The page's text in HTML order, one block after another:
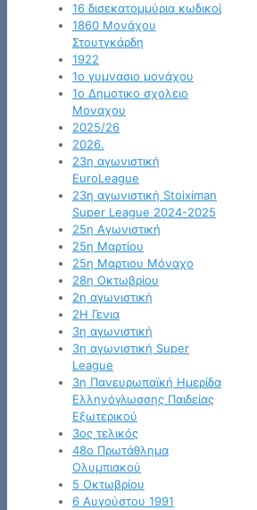
16 δισεκατομμύρια κωδικοί
1860 Μονάχου
Στουτγκάρδη
1922
1ο γυμνασιο μονάχου
1ο Δημοτικο σχολειο
Μοναχου
2025/26
2026.
23η αγωνιστική
EuroLeague
23η αγωνιστική Stoiximan
Super League 2024-2025
25η Αγωνιστική
25η Μαρτίου
25η Μαρτιου Μόναχο
28η Οκτωβρίου
2η αγωνιστική
2Η Γενια
3η αγωνιστική
3η αγωνιστική Super
League
3η Πανευρωπαϊκή Ημερίδα
Ελληνόγλωσσης Παιδείας
Εξωτερικού
3ος τελικός
48ο Πρωτάθλημα
Ολυμπιακού
5 Οκτωβρίου
6 Αυγούστου 1991